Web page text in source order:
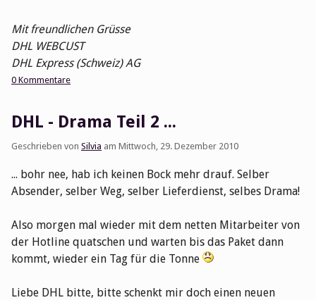
Mit freundlichen Grüsse
DHL WEBCUST
DHL Express (Schweiz) AG
0 Kommentare
DHL - Drama Teil 2 ...
Geschrieben von Silvia am Mittwoch, 29. Dezember 2010
... bohr nee, hab ich keinen Bock mehr drauf. Selber
Absender, selber Weg, selber Lieferdienst, selbes Drama!
Also morgen mal wieder mit dem netten Mitarbeiter von
der Hotline quatschen und warten bis das Paket dann
kommt, wieder ein Tag für die Tonne
Liebe DHL bitte, bitte schenkt mir doch einen neuen